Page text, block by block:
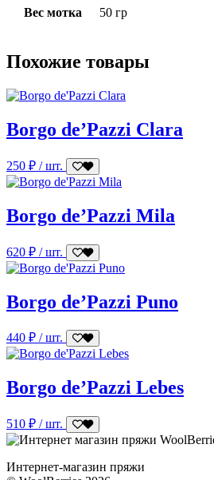
Вес мотка 50 гр
Похожие товары
Borgo de’Pazzi Clara
250 ₽ / шт.
Borgo de’Pazzi Mila
620 ₽ / шт.
Borgo de’Pazzi Puno
440 ₽ / шт.
Borgo de’Pazzi Lebes
510 ₽ / шт.
Интернет-магазин пряжи